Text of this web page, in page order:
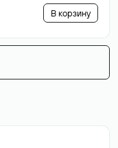
В корзину